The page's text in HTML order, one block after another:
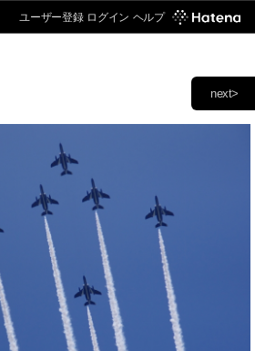
ユーザー登録 ログイン ヘルプ
next>